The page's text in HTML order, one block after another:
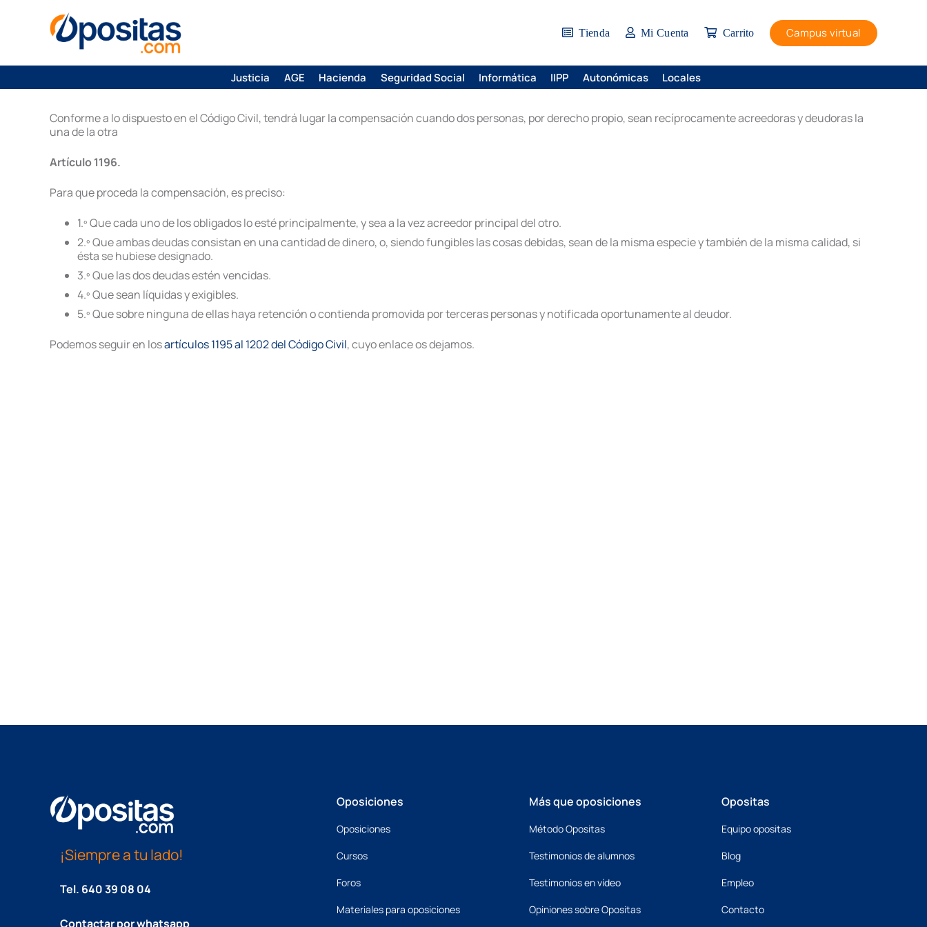
Tienda Mi Cuenta Carrito Campus virtual
Justicia AGE Hacienda Seguridad Social Informática IIPP Autonómicas Locales
Conforme a lo dispuesto en el Código Civil, tendrá lugar la compensación cuando dos personas, por derecho propio, sean recíprocamente acreedoras y deudoras la
una de la otra
Artículo 1196.
Para que proceda la compensación, es preciso:
1.º Que cada uno de los obligados lo esté principalmente, y sea a la vez acreedor principal del otro.
2.º Que ambas deudas consistan en una cantidad de dinero, o, siendo fungibles las cosas debidas, sean de la misma especie y también de la misma calidad, si
ésta se hubiese designado.
3.º Que las dos deudas estén vencidas.
4.º Que sean líquidas y exigibles.
5.º Que sobre ninguna de ellas haya retención o contienda promovida por terceras personas y notificada oportunamente al deudor.
Podemos seguir en losartículos 1195 al 1202 del Código Civil, cuyo enlace os dejamos.
¡Siempre a tu lado!
Tel. 640 39 08 04
Contactar por whatsapp
Oposiciones
Oposiciones
Cursos
Foros
Materiales para oposiciones
Más que oposiciones
Método Opositas
Testimonios de alumnos
Testimonios en vídeo
Opiniones sobre Opositas
Opositas
Equipo opositas
Blog
Empleo
Contacto